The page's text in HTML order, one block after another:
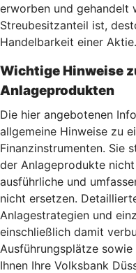
erworben und gehandelt
Streubesitzanteil ist,
Handelbarkeit einer Aktie.
Wichtige Hinweise
Anlageprodukten
Die hier angebotenen
allgemeine Hinweise zu
Finanzinstrumenten. Sie
der Anlageprodukte
ausführliche und
nicht ersetzen.
Anlagestrategien und
einschließlich damit
Ausführungsplätze
Ihnen Ihre Volksbank